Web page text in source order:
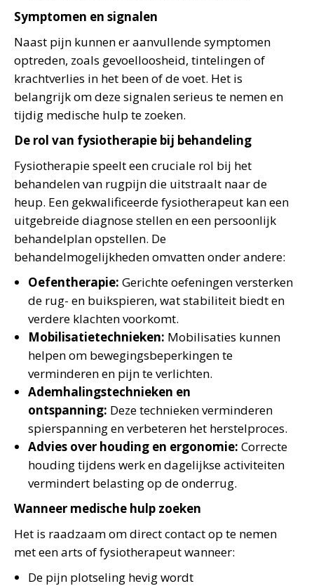
Symptomen en signalen
Naast pijn kunnen er aanvullende symptomen
optreden, zoals gevoelloosheid, tintelingen of
krachtverlies in het been of de voet. Het is
belangrijk om deze signalen serieus te nemen en
tijdig medische hulp te zoeken.
De rol van fysiotherapie bij behandeling
Fysiotherapie speelt een cruciale rol bij het
behandelen van rugpijn die uitstraalt naar de
heup. Een gekwalificeerde fysiotherapeut kan een
uitgebreide diagnose stellen en een persoonlijk
behandelplan opstellen. De
behandelmogelijkheden omvatten onder andere:
Oefentherapie: Gerichte oefeningen versterken
de rug- en buikspieren, wat stabiliteit biedt en
verdere klachten voorkomt.
Mobilisatietechnieken: Mobilisaties kunnen
helpen om bewegingsbeperkingen te
verminderen en pijn te verlichten.
Ademhalingstechnieken en
ontspanning: Deze technieken verminderen
spierspanning en verbeteren het herstelproces.
Advies over houding en ergonomie: Correcte
houding tijdens werk en dagelijkse activiteiten
vermindert belasting op de onderrug.
Wanneer medische hulp zoeken
Het is raadzaam om direct contact op te nemen
met een arts of fysiotherapeut wanneer:
De pijn plotseling hevig wordt